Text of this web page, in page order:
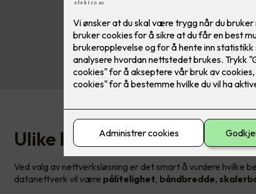
Ulike krav til et datanettverk
Ved valg av nettverksløsning er det smart å vurdere hvilke
datanettverk vil være pålitelighet, båndbredde,